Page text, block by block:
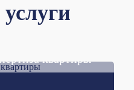
квартиры